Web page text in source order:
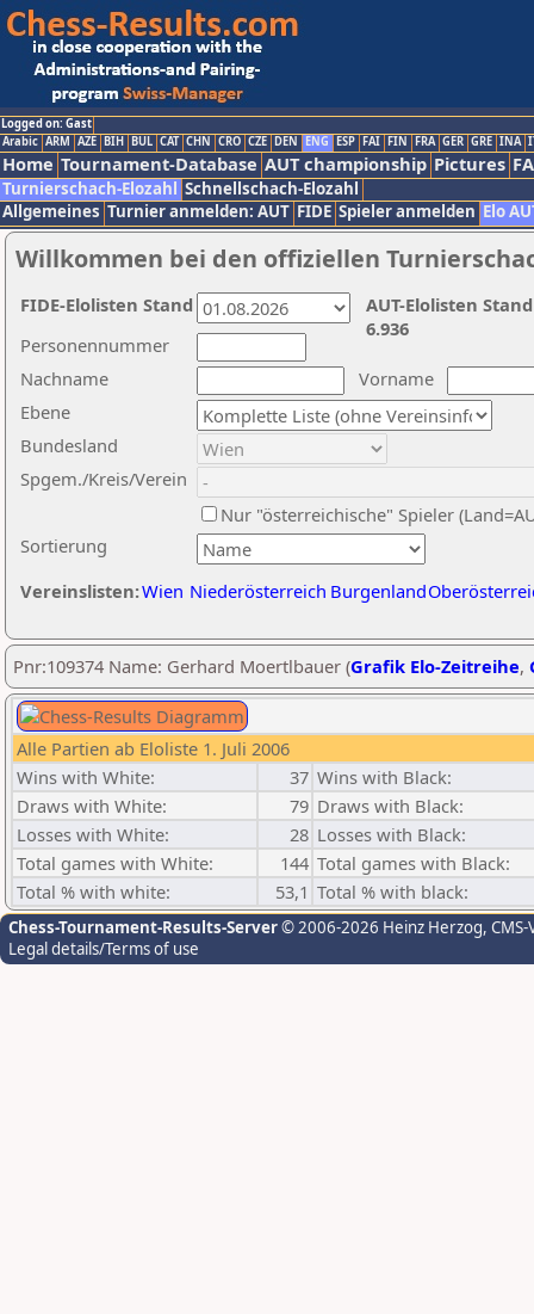
Logged on: Gast
Arabic ARM AZE BIH BUL CAT CHN CRO CZE DEN ENG ESP FAI FIN FRA GER GRE INA
Home Tournament-Database AUT championship Pictures
Turnierschach-Elozahl Schnellschach-Elozahl
Allgemeines Turnier anmelden: AUT FIDE Spieler anmelden Elo
Willkommen bei den offiziellen
Nachname
Vorname
Ebene
Sortierung
Personennummer
Bundesland
Spgem./Kreis/Verein
Nur "österreichische" Spieler
Vereinslisten:Wien Niederösterreich Burgenland
AUT-Elolisten
6.936
FIDE-Elolisten Stand
Pnr:109374 Name: Gerhard Moertlbauer (Grafik Elo-Zeitreihe,
Alle Partien ab Eloliste 1. Juli 2006
Wins with White:
37 Wins with Black:
Draws with White:
79 Draws with Black:
Losses with White:
28 Losses with Black:
Total games with White:
144 Total games with Black:
Total % with white:
53,1 Total % with black:
Chess-Tournament-Results-Server© 2006-2026 Heinz Herzog,
Legal details/Terms of use